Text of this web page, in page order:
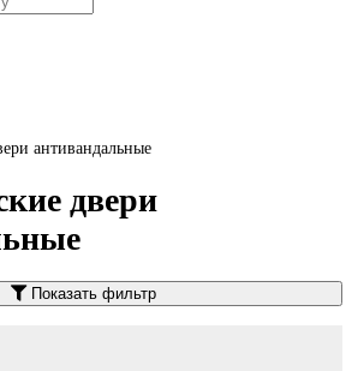
антивандальные
двери
Показать фильтр